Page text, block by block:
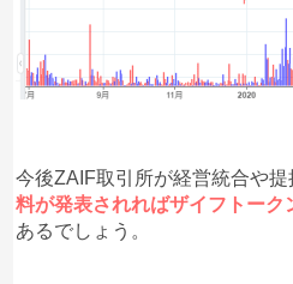
今後ZAIF取引所が経営統合や
料が発表されればザイフトーク
あるでしょう。